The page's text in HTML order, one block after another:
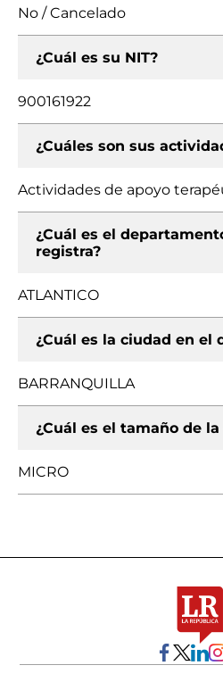
No / Cancelado
¿Cuál es su NIT?
900161922
¿Cuáles son sus
Actividades de apoyo
¿Cuál es el
registra?
ATLANTICO
¿Cuál es la ciudad en el
BARRANQUILLA
¿Cuál es el tamaño de
MICRO